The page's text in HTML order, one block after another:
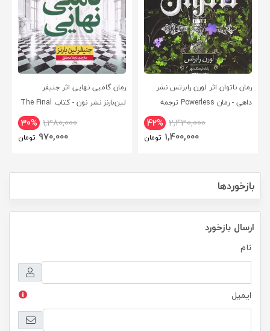
رمان ناتوان اثر لورن رابرتس نشر
داهی - رمان Powerless ترجمه
42% 2,430,000
1,400,000 تومان
رمان گامبی نهایی اثر جنیفر
لین‌بارنز نشر نون - کتاب The Final
30% 1,380,000
970,000 تومان
بازخوردها
ارسال بازخورد
نام
ایمیل